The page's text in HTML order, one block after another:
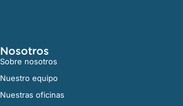
Nosotros
Sobre nosotros
Nuestro equipo
Nuestras oficinas